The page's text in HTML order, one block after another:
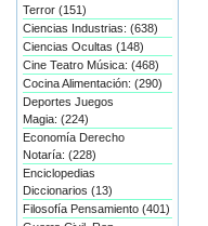
Terror (151)
Ciencias Industrias: (638)
Ciencias Ocultas (148)
Cine Teatro Música: (468)
Cocina Alimentación: (290)
Deportes Juegos
Magia: (224)
Economía Derecho
Notaría: (228)
Enciclopedias
Diccionarios (13)
Filosofía Pensamiento (401)